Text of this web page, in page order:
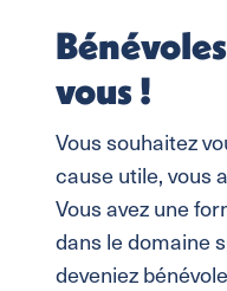
vous !
Vous souhaitez
cause utile, vous
Vous avez une
dans le domaine
deveniez